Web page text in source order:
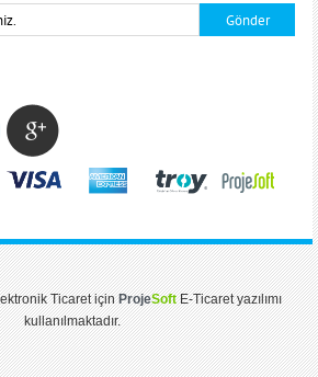
TicaretiçinProjeSoft E-Ticaretyazılımı
kullanılmaktadır.